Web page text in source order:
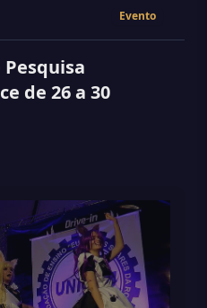
Evento
Pesquisa
de 26 a 30